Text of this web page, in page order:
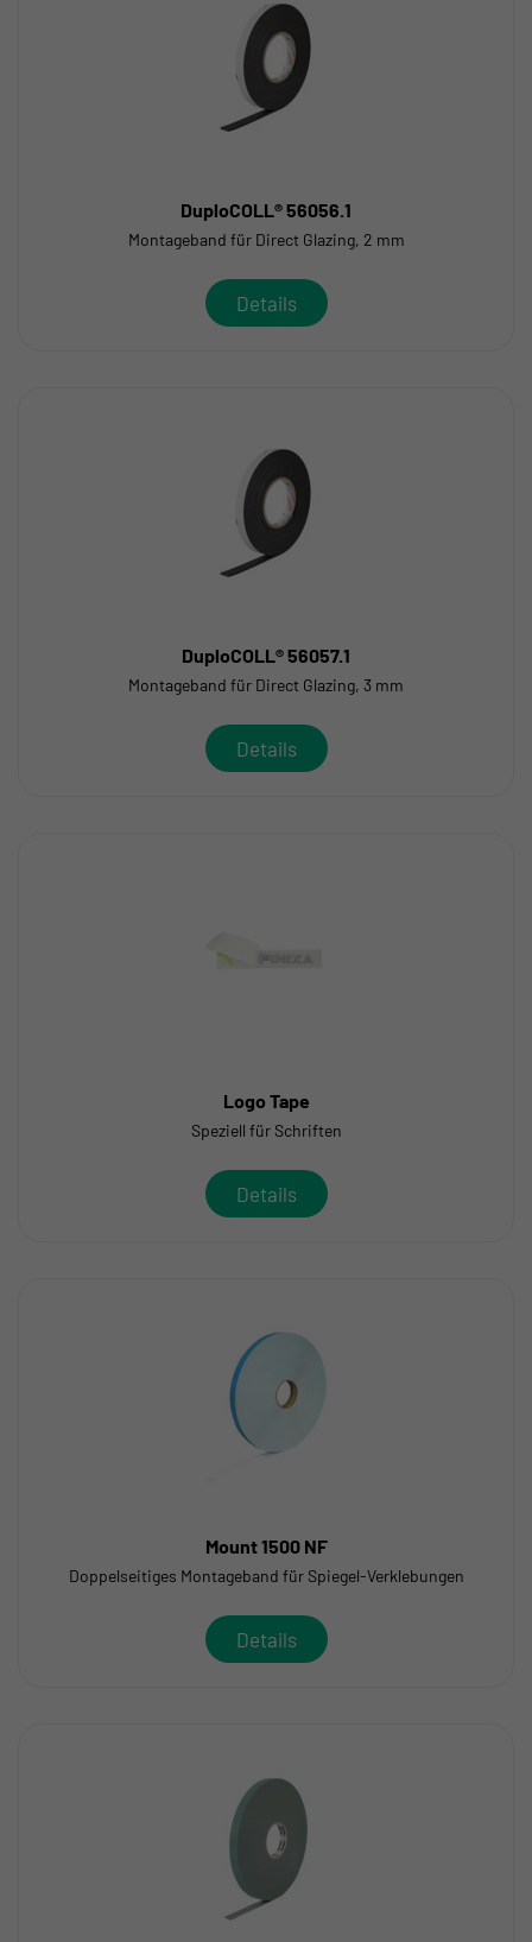
DuploCOLL® 56056.1
Montageband für Direct Glazing, 2 mm
Details
DuploCOLL® 56057.1
Montageband für Direct Glazing, 3 mm
Details
Logo Tape
Speziell für Schriften
Details
Mount 1500 NF
Doppelseitiges Montageband für Spiegel-Verklebungen
Details